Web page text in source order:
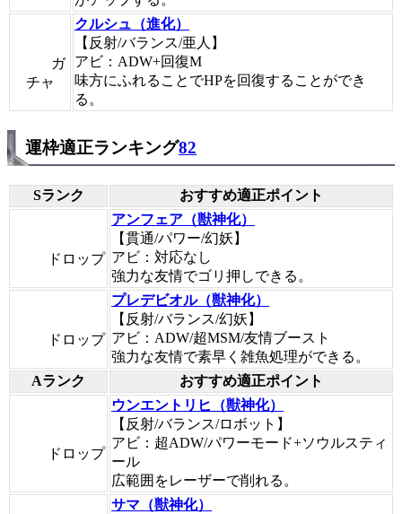
ガ
チャ
クルシュ（進化）
【反射/バランス/亜人】
アビ：ADW+回復M
味方にふれることでHPを回復することができ
る。
運枠適正ランキング82
Sランク おすすめ適正ポイント
ドロップ
アンフェア（獣神化）
【貫通/パワー/幻妖】
アビ：対応なし
強力な友情でゴリ押しできる。
ドロップ
プレデビオル（獣神化）
【反射/バランス/幻妖】
アビ：ADW/超MSM/友情ブースト
強力な友情で素早く雑魚処理ができる。
Aランク
おすすめ適正ポイント
ドロップ
ウンエントリヒ（獣神化）
【反射/バランス/ロボット】
アビ：超ADW/パワーモード+ソウルスティ
ール
広範囲をレーザーで削れる。
サマ（獣神化）